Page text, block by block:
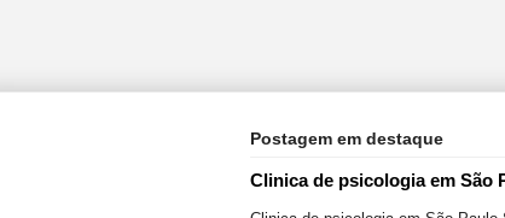
Postagem em destaque
Clinica de psicologia em São